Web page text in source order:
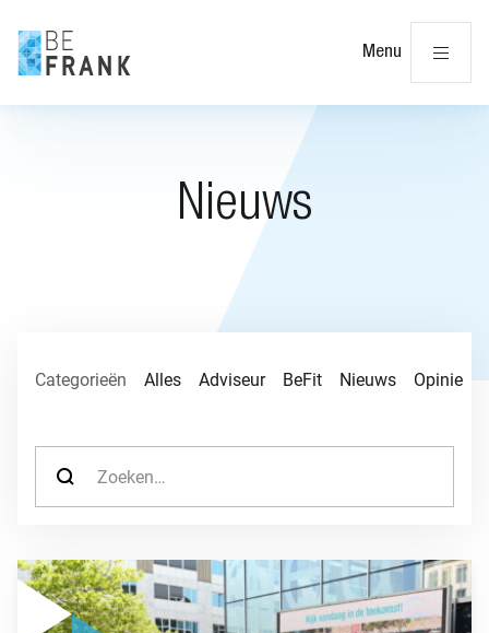
Menu
Nieuws
Categorieën Alles Adviseur BeFit Nieuws Opinie
Ga naar “BeFrank viert 15-jarig jubileum met opvallende